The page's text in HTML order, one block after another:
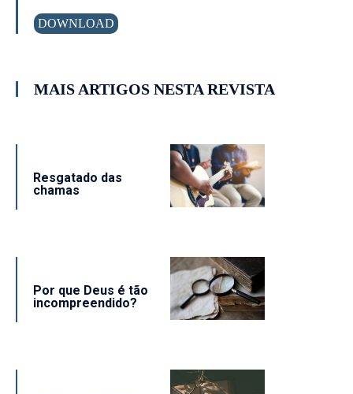
DOWNLOAD
MAIS ARTIGOS NESTA REVISTA
Resgatado das
chamas
Por que Deus é tão
incompreendido?